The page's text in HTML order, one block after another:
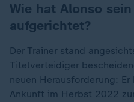
Wie hat Alonso sein
aufgerichtet?
Der Trainer stand
Titelverteidiger
neuen Herausforderung:
Ankunft im Herbst 2022